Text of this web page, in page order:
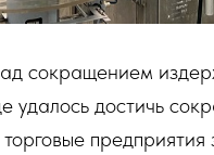
сокращением
удалось достичь